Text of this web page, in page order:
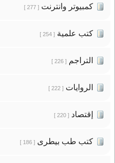
كمبيوتر وانترنت[ 277 ]
كتب علمية[ 254 ]
التراجم[ 226 ]
الروايات[ 222 ]
إقتصاد[ 220 ]
كتب طب بيطرى[ 186 ]